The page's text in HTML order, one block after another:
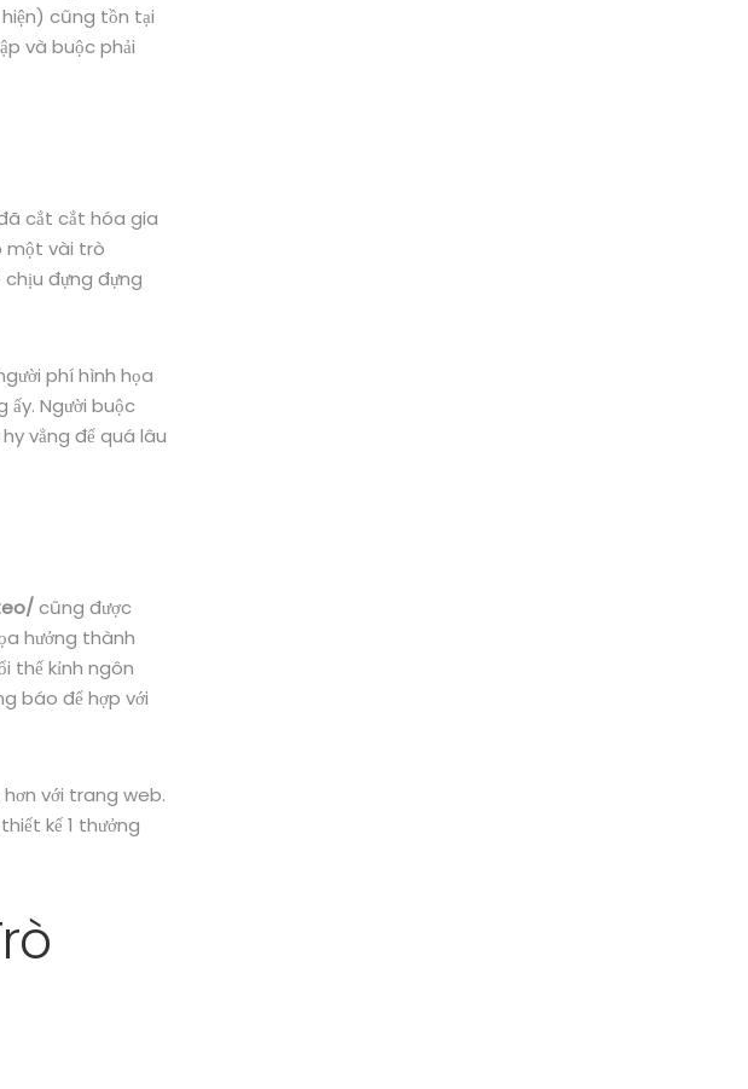
cũng tồn tại
và buộc phải
cắt cắt hóa gia
một vài trò
chịu đựng đựng
phí hình họa
Người buộc
vẳng để quá lâu
cũng được
hưởng thành
thế kỉnh ngôn
báo để hợp với
với trang web.
kế 1 thưởng